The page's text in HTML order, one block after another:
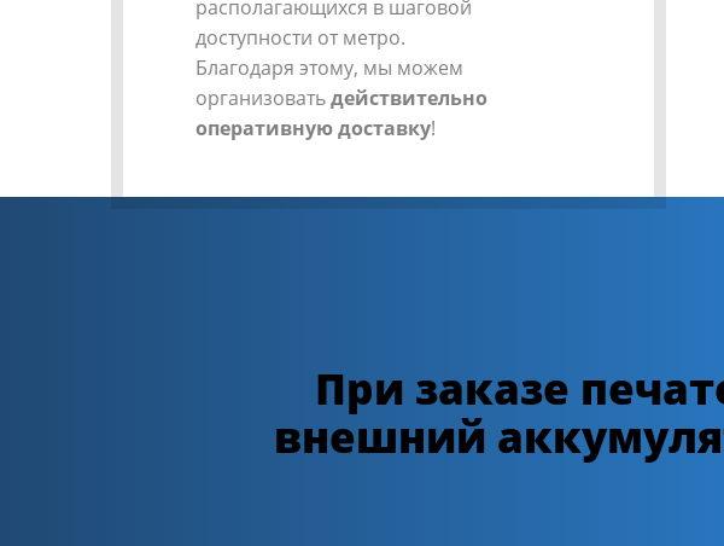
располагающихся в шаговой
доступности от метро.
Благодаря этому, мы можем
организоватьдействительно
оперативную доставку!
При заказе
внешний